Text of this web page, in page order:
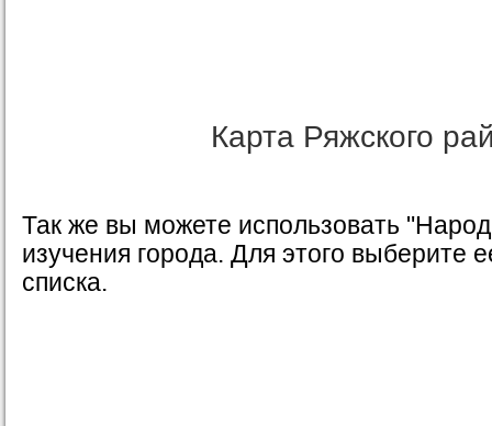
Карта Ряжского
Так же вы можете использовать
изучения города. Для этого выберите
списка.